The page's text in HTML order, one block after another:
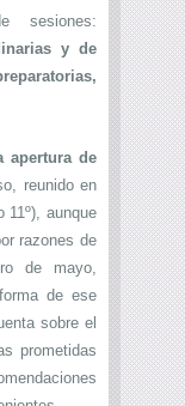
sesiones:
y de
apertura de
reunido en
11º), aunque
razones de
de mayo,
de ese
sobre el
prometidas